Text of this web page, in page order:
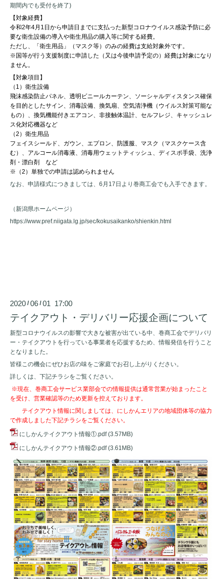
期間内でも受付を終了)
【対象経費】
令和2年4月1日から申請日までに支払った新型コロナウイルス感染予防に必
要な衛生設備の導入や衛生用品の購入等に関する経費。
ただし、「衛生用品」（マスク等）のみの経費は支給対象外です。
※国等が行う支援制度に申請した（又は今後申請予定の）経費は対象になり
ません。
【対象項目】
（1）衛生設備
飛沫感染防止パネル、透明ビニールカーテン、ソーシャルディスタンス確保
を目的としたサイン、消毒設備、換気扇、空気清浄機（ウイルス対策可能な
もの）、換気機能付きエアコン、非接触体温計、セルフレジ、キャッシュレ
ス化対応機器など
（2）衛生用品
フェイスシールド、ガウン、エプロン、防護服、マスク（マスクケース含
む）、アルコール消毒液、消毒用ウェットティッシュ、ディスポ手袋、洗浄
剤・漂白剤 など
※（2）単独での申請は認められません
なお、申請様式につきましては、6月17日より巻商工会でも入手できます。
（新潟県ホームページ）
https://www.pref.niigata.lg.jp/sec/kokusaikanko/shienkin.html
2020 /06 /01 17:00
テイクアウト・デリバリー応援企画について
新型コロナウイルスの影響で大きな被害が出ている中、巻商工会でデリバリ
ー・テイクアウトを行っている事業者を応援するため、情報発信を行うこと
となりました。
皆様この機会にぜひお店の味をご家庭でお召し上がりください。
詳しくは、下記チラシをご覧ください。
※現在、巻商工会サービス業部会での情報提供は通常営業が始まったこと
を受け、営業確認等のため更新を控えております。
テイクアウト情報に関しましては、にしかんエリアの地域団体等の協力
で作成しました下記チラシをご覧ください。
にしかんテイクアウト情報①.pdf (3.57MB)
にしかんテイクアウト情報②.pdf (3.61MB)